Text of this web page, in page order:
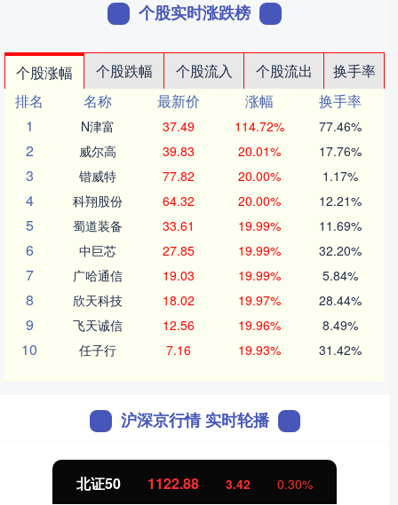
个股实时涨跌榜
个股涨幅 个股跌幅 个股流入 个股流出
换手率
排名
名称 最新价 涨幅
换手率
1
N津富 37.49 114.72% 77.46%
2 威尔高 39.83 20.01% 17.76%
3 锴威特 77.82 20.00% 1.17%
4 科翔股份 64.32 20.00% 12.21%
5 蜀道装备 33.61 19.99% 11.69%
6 中巨芯 27.85 19.99% 32.20%
7 广哈通信 19.03 19.99% 5.84%
8 欣天科技 18.02 19.97% 28.44%
9 飞天诚信 12.56 19.96% 8.49%
10 任子行 7.16 19.93% 31.42%
沪深京行情 实时轮播
北证50 1122.88 3.42 0.30%